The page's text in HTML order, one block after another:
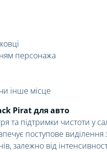
персонажа
інше місце
Pirat для авто
та підтримки чистоти у
поступове виділення
залежно від